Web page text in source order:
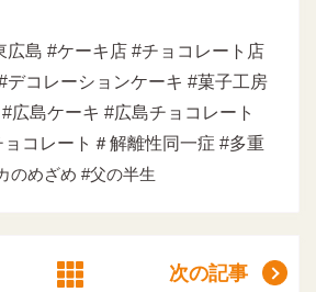
広島 #ケーキ店 #チョコレート店
デコレーションケーキ #菓子工房
広島ケーキ #広島チョコレート
ョコレート＃解離性同一症 #多重
のめざめ #父の半生
次の記事